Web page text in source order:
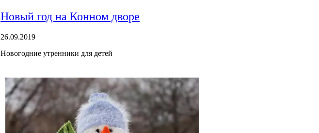
Новый год на Конном дворе
26.09.2019
Новогодние утренники для детей